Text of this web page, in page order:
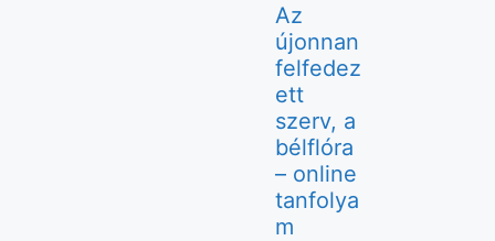
Az
újonnan
felfedez
ett
szerv, a
bélflóra
– online
tanfolya
m